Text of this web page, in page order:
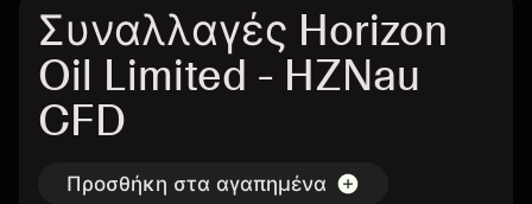
Συναλλαγές Horizon
Oil Limited - HZNau
CFD
Προσθήκη στα αγαπημένα